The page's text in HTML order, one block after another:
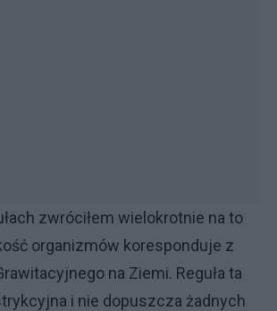
zwróciłem wielokrotnie na to
organizmów koresponduje z
na Ziemi. Reguła ta
i nie dopuszcza żadnych